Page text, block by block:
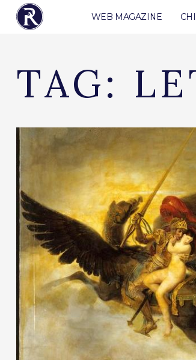
WEB MAGAZINE
TAG: